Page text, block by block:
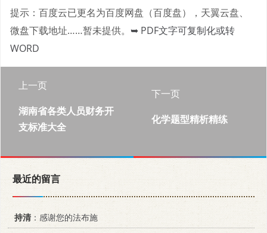
提示：百度云已更名为百度网盘（百度盘），天翼云盘、
微盘下载地址……暂未提供。 ➥ PDF文字可复制化或转
WORD
上一页
湖南省各类人员财务开
支标准大全
下一页
化学题型精析精练
最近的留言
持清 ：感谢您的法布施